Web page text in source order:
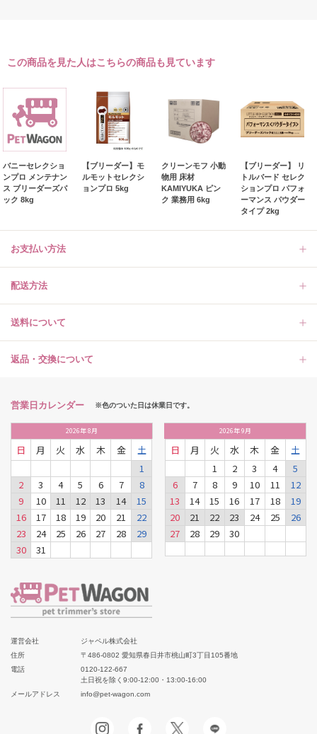
この商品を見た人はこちらの商品も見ています
バニーセレクショ
ンプロ メンテナン
ス ブリーダーズパ
ック 8kg
【ブリーダー】モ
ルモットセレクシ
ョンプロ 5kg
クリーンモフ 小動
物用 床材
KAMIYUKA ピン
ク 業務用 6kg
【ブリーダー】 リ
トルバード セレク
ションプロ パフォ
ーマンス パウダー
タイプ 2kg
お支払い方法
配送方法
送料について
返品・交換について
営業日カレンダー ※色のついた日は休業日です。
2026年8月
日 月 火 水 木 金
土
1
2
3 4 5 6 7
8
9
10 11 12 13 14
15
16
17 18 19 20 21
22
23
24 25 26 27 28
29
30
31
2026年9月
日 月 火 水 木 金
土
1
2 3 4
5
6
7 8 9 10 11
12
13
14 15 16 17 18
19
20
21 22 23 24 25
26
27
28 29 30
運営会社
ジャペル株式会社
住所
〒486-0802 愛知県春日井市桃山町3丁目105番地
電話
0120-122-667
土日祝を除く9:00-12:00・13:00-16:00
メールアドレス
info@pet-wagon.com